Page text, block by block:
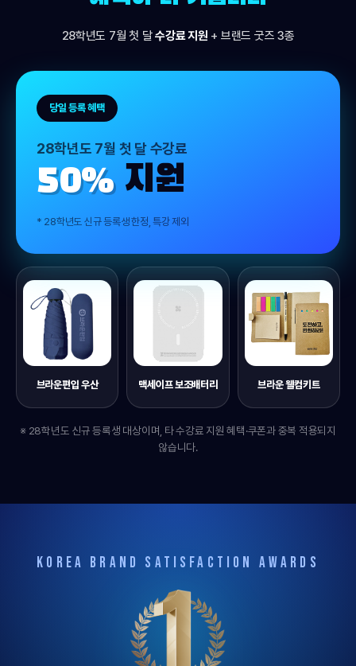
28학년도 7월 첫 달수강료 지원 + 브랜드 굿즈 3종
당일 등록 혜택
28학년도 7월 첫 달 수강료
50%지원
* 28학년도 신규 등록생 한정, 특강 제외
브라운편입 우산 맥세이프 보조배터리 브라운 웰컴키트
※ 28학년도 신규 등록생 대상이며, 타 수강료 지원 혜택·쿠폰과 중복 적용되지
않습니다.
KOREA BRAND SATISFACTION AWARDS